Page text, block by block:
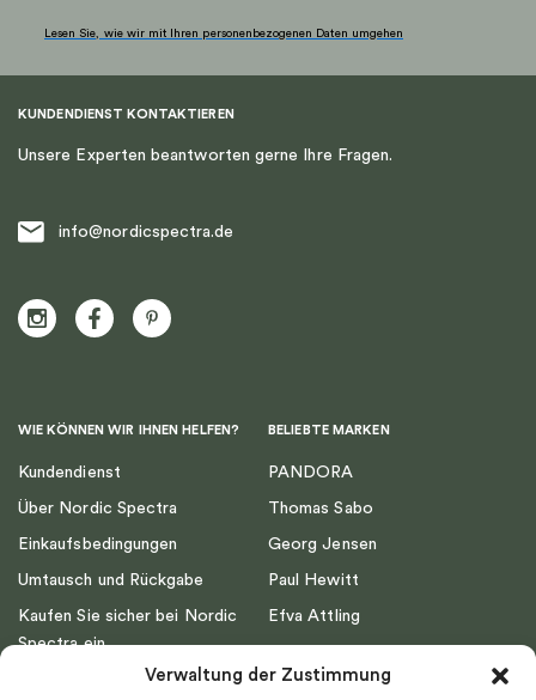
Verwaltung der Zustimmung
Lesen Sie, wie wir mit Ihren personenbezogenen Daten umgehen
KUNDENDIENST KONTAKTIEREN
Unsere Experten beantworten gerne Ihre Fragen.
info@nordicspectra.de
WIE KÖNNEN WIR IHNEN HELFEN?
Kundendienst
Über Nordic Spectra
Einkaufsbedingungen
Umtausch und Rückgabe
Kaufen Sie sicher bei Nordic
Spectra ein
BELIEBTE MARKEN
PANDORA
Thomas Sabo
Georg Jensen
Paul Hewitt
Efva Attling
Drakenberg Sjölin